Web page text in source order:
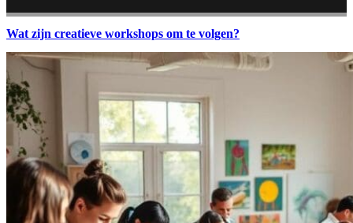
Wat zijn creatieve workshops om te volgen?